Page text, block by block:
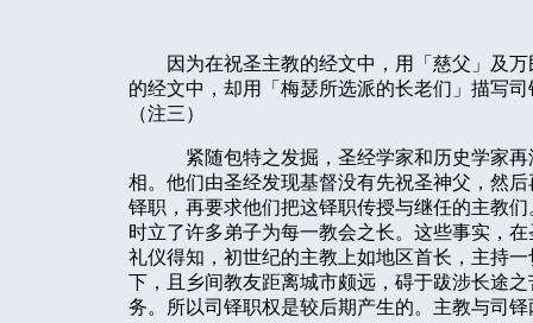
因为在祝圣主教的经文中，用「慈父」及
的经文中，却用「梅瑟所选派的长老们」描写
（注三）
紧随包特之发掘，圣经学家和历史学家
相。他们由圣经发现基督没有先祝圣神父，然
铎职，再要求他们把这铎职传授与继任的主教
时立了许多弟子为每一教会之长。这些事实，
礼仪得知，初世纪的主教上如地区首长，主持
下，且乡间教友距离城市颇远，碍于跋涉长途
务。所以司铎职权是较后期产生的。主教与司